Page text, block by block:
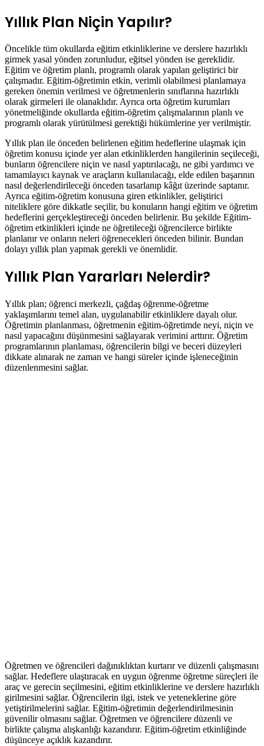
Yıllık Plan Niçin Yapılır?
Öncelikle tüm okullarda eğitim etkinliklerine ve derslere hazırlıklı
girmek yasal yönden zorunludur, eğitsel yönden ise gereklidir.
Eğitim ve öğretim planlı, programlı olarak yapılan geliştirici bir
çalışmadır. Eğitim-öğretimin etkin, verimli olabilmesi planlamaya
gereken önemin verilmesi ve öğretmenlerin sınıflarına hazırlıklı
olarak girmeleri ile olanaklıdır. Ayrıca orta öğretim kurumları
yönetmeliğinde okullarda eğitim-öğretim çalışmalarının planlı ve
programlı olarak yürütülmesi gerektiği hükümlerine yer verilmiştir.
Yıllık plan ile önceden belirlenen eğitim hedeflerine ulaşmak için
öğretim konusu içinde yer alan etkinliklerden hangilerinin seçileceği,
bunların öğrencilere niçin ve nasıl yaptırılacağı, ne gibi yardımcı ve
tamamlayıcı kaynak ve araçların kullanılacağı, elde edilen başarının
nasıl değerlendirileceği önceden tasarlanıp kâğıt üzerinde saptanır.
Ayrıca eğitim-öğretim konusuna giren etkinlikler, geliştirici
niteliklere göre dikkatle seçilir, bu konuların hangi eğitim ve öğretim
hedeflerini gerçekleştireceği önceden belirlenir. Bu şekilde Eğitim-
öğretim etkinlikleri içinde ne öğretileceği öğrencilerce birlikte
planlanır ve onların neleri öğrenecekleri önceden bilinir. Bundan
dolayı yıllık plan yapmak gerekli ve önemlidir.
Yıllık Plan Yararları Nelerdir?
Yıllık plan; öğrenci merkezli, çağdaş öğrenme-öğretme
yaklaşımlarını temel alan, uygulanabilir etkinliklere dayalı olur.
Öğretimin planlanması, öğretmenin eğitim-öğretimde neyi, niçin ve
nasıl yapacağını düşünmesini sağlayarak verimini arttırır. Öğretim
programlarının planlaması, öğrencilerin bilgi ve beceri düzeyleri
dikkate alınarak ne zaman ve hangi süreler içinde işleneceğinin
düzenlenmesini sağlar.
Öğretmen ve öğrencileri dağınıklıktan kurtarır ve düzenli çalışmasını
sağlar. Hedeflere ulaştıracak en uygun öğrenme öğretme süreçleri ile
araç ve gerecin seçilmesini, eğitim etkinliklerine ve derslere hazırlıklı
girilmesini sağlar. Öğrencilerin ilgi, istek ve yeteneklerine göre
yetiştirilmelerini sağlar. Eğitim-öğretimin değerlendirilmesinin
güvenilir olmasını sağlar. Öğretmen ve öğrencilere düzenli ve
birlikte çalışma alışkanlığı kazandırır. Eğitim-öğretim etkinliğinde
düşünceye açıklık kazandırır.